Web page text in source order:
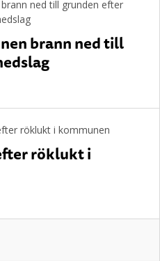
brann ned till
röklukt i